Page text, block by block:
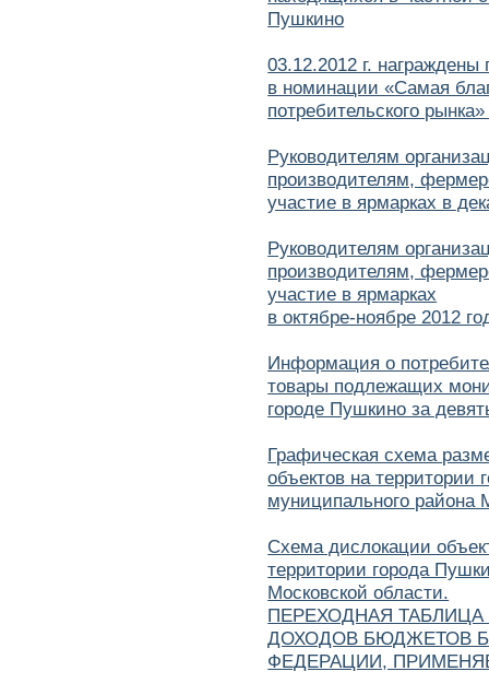
Пушкино
03.12.2012 г. награждены
в номинации «Самая
потребительского
Руководителям
производителям,
участие в ярмарках в
Руководителям
производителям,
участие в ярмарках
в октябре-ноябре 2012
Информация о
товары подлежащих
городе Пушкино за
Графическая схема
объектов на территории
муниципального района
Схема дислокации
территории города
Московской области.
ПЕРЕХОДНАЯ
ДОХОДОВ БЮДЖЕТОВ
ФЕДЕРАЦИИ,